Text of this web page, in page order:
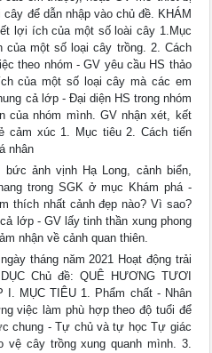
để dẫn nhập vào chủ đề. KHÁM
lợi ích của một số loài cây 1.Mục
một số loại cây trồng. 2. Cách
theo nhóm - GV yêu cầu HS thảo
của một số loại cây mà các em
cả lớp - Đại diện HS trong nhóm
của nhóm mình. GV nhận xét, kết
cảm xúc 1. Mục tiêu 2. Cách tiến
nhân
ảnh vịnh Hạ Long, cảnh biển,
trong SGK ở mục Khám phá -
thích nhất cảnh đẹp nào? Vì sao?
lớp - GV lấy tinh thần xung phong
nhận về cảnh quan thiên.
tháng năm 2021 Hoạt động trải
Chủ đề: QUÊ HƯƠNG TƯƠI
I. MỤC TIÊU 1. Phẩm chất - Nhân
việc làm phù hợp theo độ tuổi để
chung - Tự chủ và tự học Tự giác
vệ cây trồng xung quanh mình. 3.